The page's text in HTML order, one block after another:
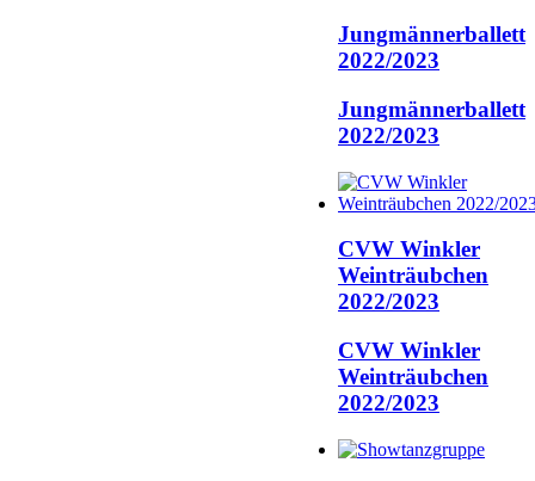
Jungmännerballett
2022/2023
Jungmännerballett
2022/2023
CVW Winkler
Weinträubchen
2022/2023
CVW Winkler
Weinträubchen
2022/2023